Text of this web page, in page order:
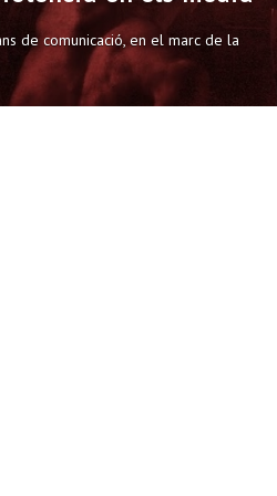
de comunicació, en el marc de la